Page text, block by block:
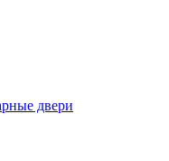
двери